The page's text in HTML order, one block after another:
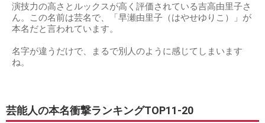
演技力の高さとルックスが高く評価されている吉高由里子さ
ん。この名前は芸名で、「早瀬由里子（はやせゆりこ）」が
本名だと言われています。
名字が違うだけで、まるで別人のように感じてしまいます
ね。
芸能人の本名衝撃ランキングTOP11-20